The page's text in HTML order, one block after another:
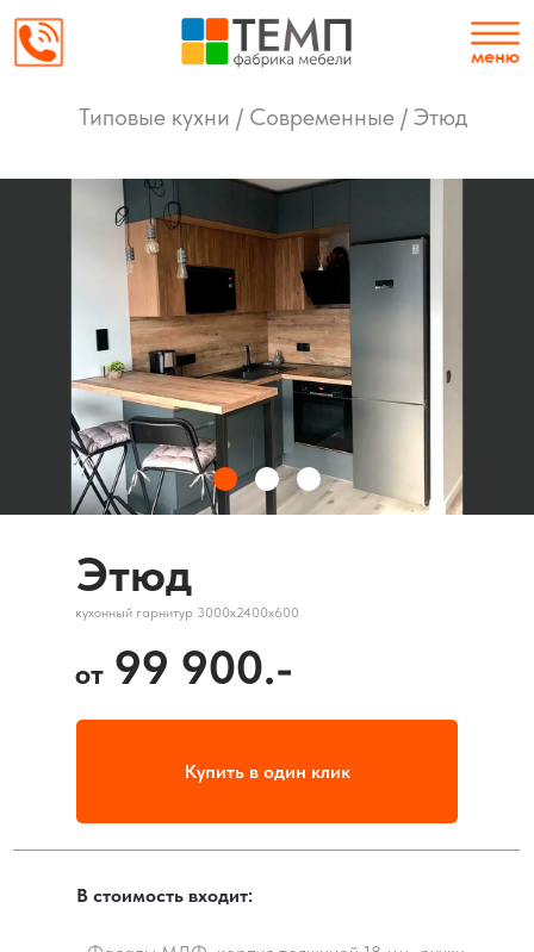
Типовые кухни / Современные / Этюд
Этюд
99 900.-
Купить в один клик
от
В стоимость входит:
кухонный гарнитур 3000х2400х600